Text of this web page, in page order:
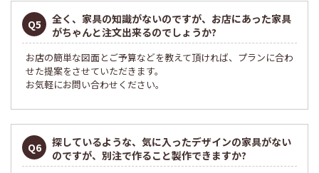
Q5
全く、家具の知識がないのですが、お店にあった家具
がちゃんと注文出来るのでしょうか?
お店の簡単な図面とご予算などを教えて頂ければ、プランに合わ
せた提案をさせていただきます。
お気軽にお問い合わせください。
Q6
探しているような、気に入ったデザインの家具がない
のですが、 別注で作ること製作できますか?